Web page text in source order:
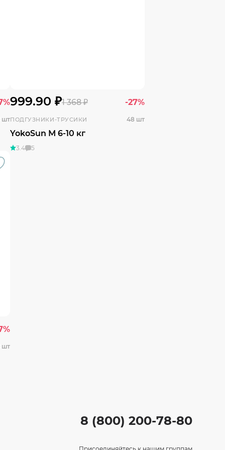
шт
999.90 ₽1 368 ₽ -27%
ПОДГУЗНИКИ-ТРУСИКИ 48 шт
YokoSun М 6-10 кг
3.4 5
шт
8 (800) 200-78-80